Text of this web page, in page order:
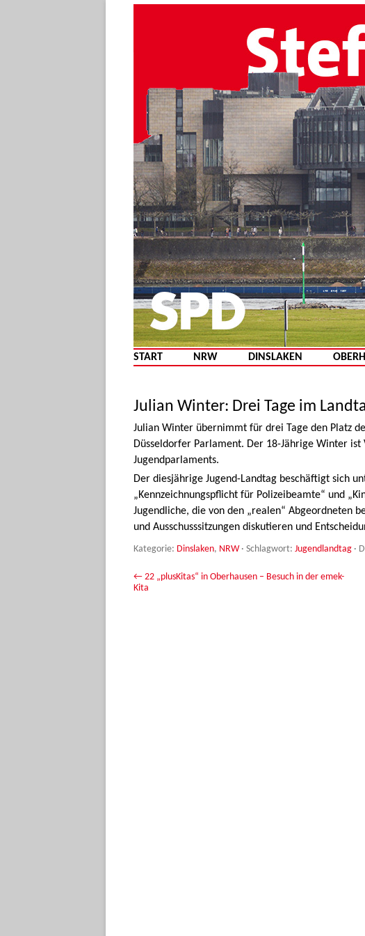
START NRW DINSLAKEN
Julian Winter: Drei Tage im
Julian Winter übernimmt für drei Tage den Platz
Düsseldorfer Parlament. Der 18-Jährige Winter
Jugendparlaments.
Der diesjährige Jugend-Landtag beschäftigt sich
„Kennzeichnungspflicht für Polizeibeamte“ und
Jugendliche, die von den „realen“ Abgeordneten
und Ausschusssitzungen diskutieren und
Kategorie: Dinslaken, NRW· Schlagwort: Jugendlandtag ·
Beitrags-Navigation
← 22 „plusKitas“ in Oberhausen – Besuch in der emek-
Kita